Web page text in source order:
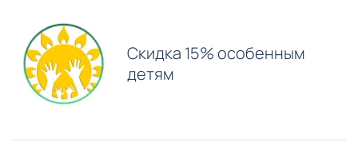
Скидка 15% особенным
детям